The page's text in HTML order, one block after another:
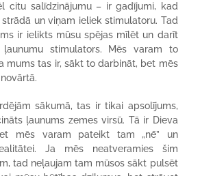
citu salīdzinājumu – ir gadījumi, kad
un viņam ieliek stimulatoru. Tad
ir ielikts mūsu spējas mīlēt un darīt
stimulators. Mēs varam to
mums tas ir, sākt to darbināt, bet mēs
sākumā, tas ir tikai apsolījums,
ļaunums zemes virsū. Tā ir Dieva
mēs varam pateikt tam „nē” un
Ja mēs neatveramies šim
tad neļaujam tam mūsos sākt pulsēt